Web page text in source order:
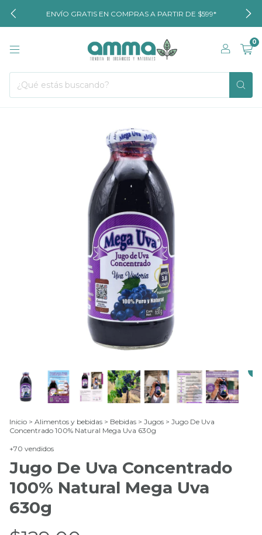
ENVÍO GRATIS EN COMPRAS A PARTIR DE $599*
0
Inicio > Alimentos y bebidas > Bebidas > Jugos > Jugo De Uva
Concentrado 100% Natural Mega Uva 630g
+70 vendidos
Jugo De Uva Concentrado
100% Natural Mega Uva
630g